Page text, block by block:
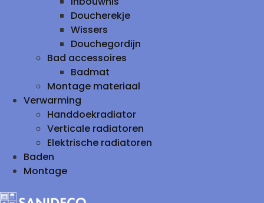
Doucherekje
Wissers
Douchegordijn
Bad accessoires
Badmat
Montage materiaal
Verwarming
Handdoekradiator
Verticale radiatoren
Elektrische radiatoren
Baden
Montage